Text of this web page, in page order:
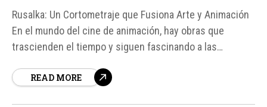
Rusalka: Un Cortometraje que Fusiona Arte y Animación
En el mundo del cine de animación, hay obras que
trascienden el tiempo y siguen fascinando a las
cortometraje de apenas diez minutos dirigido por
READ MORE